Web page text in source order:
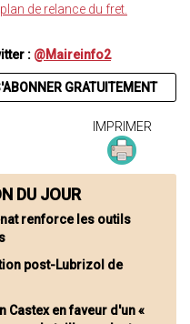
de relance du fret.
: @Maireinfo2
GRATUITEMENT
IMPRIMER
DU JOUR
renforce les outils
post-Lubrizol de
Castex en faveur d'un «